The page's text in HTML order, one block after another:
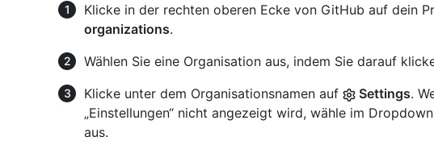
Klicke in der rechten oberen Ecke von GitHub auf dein
organizations.
Wählen Sie eine Organisation aus, indem Sie darauf
Klicke unter dem Organisationsnamen auf
Settings.
„Einstellungen“ nicht angezeigt wird, wähle im
aus.